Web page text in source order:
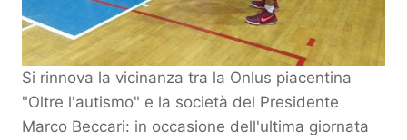
Si rinnova la vicinanza tra la Onlus piacentina
"Oltre l'autismo" e la società del Presidente
Marco Beccari: in occasione dell'ultima giornata